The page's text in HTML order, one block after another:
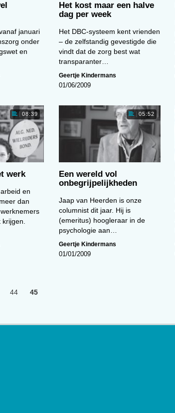
januari
onder
en
Het kost maar een halve
dag per week
Het DBC-systeem kent vrienden
– de zelfstandig gevestigde die
vindt dat de zorg best wat
transparanter…
Geertje Kindermans
01/06/2009
08:39
werk
en
dan
krijgen.
05:52
Een wereld vol
onbegrijpelijkheden
Jaap van Heerden is onze
columnist dit jaar. Hij is
(emeritus) hoogleraar in de
psychologie aan…
Geertje Kindermans
01/01/2009
44 45